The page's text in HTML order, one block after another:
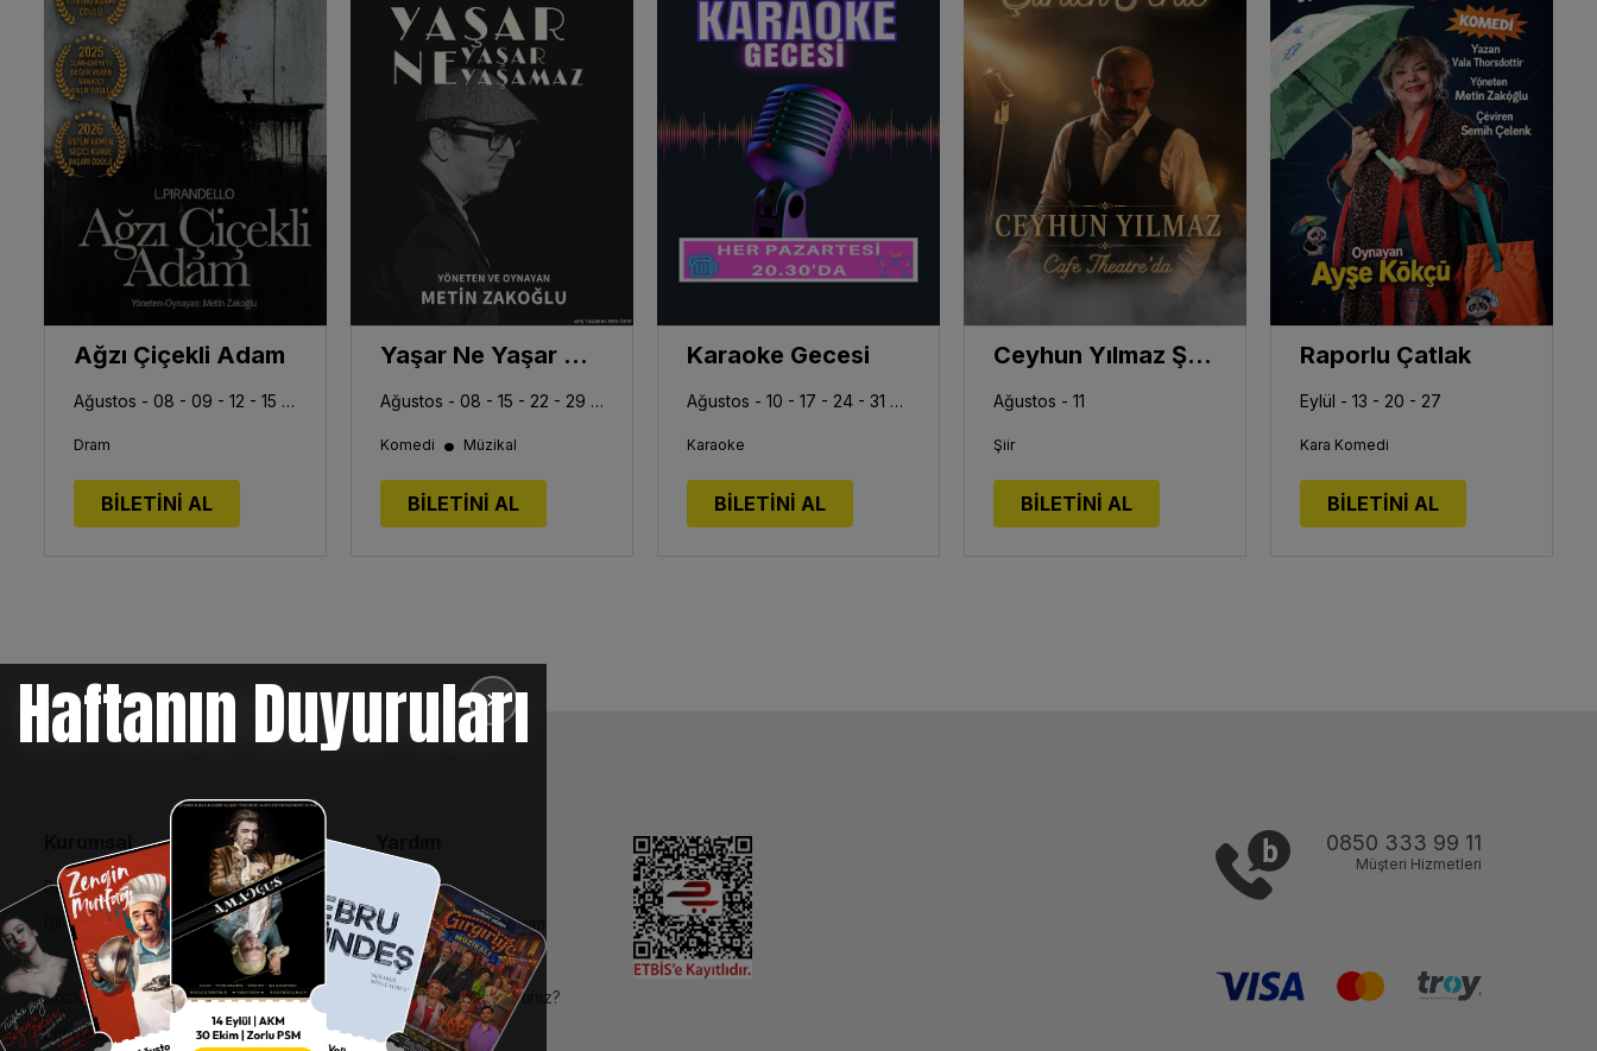
Ağzı Çiçekli Adam
Ağustos - 08 - 09 - 12 - 15 - 16 - 19 - 22 - 23 - 26 - 29
Dram
BİLETİNİ AL
Yaşar Ne Yaşar Ne Yaşamaz
Ağustos - 08 - 15 - 22 - 29
Eylül- 04 - 06 - 11 - 13 - 18 - 20
Komedi • Müzikal
BİLETİNİ AL
Karaoke Gecesi
Ağustos - 10 - 17 - 24 - 31
Eylül- 07 - 14 - 21 - 28
Karaoke
BİLETİNİ AL
Ceyhun Yılmaz Şiirden Perde
Ağustos - 11
Şiir
BİLETİNİ AL
Raporlu Çatlak
Eylül - 13 - 20 - 27
Kara Komedi
BİLETİNİ AL
✕
Haftanın Duyuruları
Bilgi Toplumu Hizmetleri
BiPuan Kurallar & Koşullar
Kişisel Verilerin Korunması
Sözleşme ve Politikalar
Entegre Yönetim Sistemi Politikası
İptal, İade ve Değişim
Nasıl Bilet Alınır
Biletinizi Mi Kaybettiniz?
0850 333 99 11
Müşteri Hizmetleri